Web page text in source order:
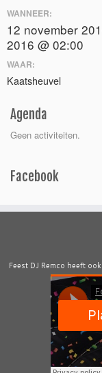
WANNEER:
12 november
2016 @ 02:00
WAAR:
Kaatsheuvel
Agenda
Geen activiteiten.
Facebook
Feest DJ Remco heeft